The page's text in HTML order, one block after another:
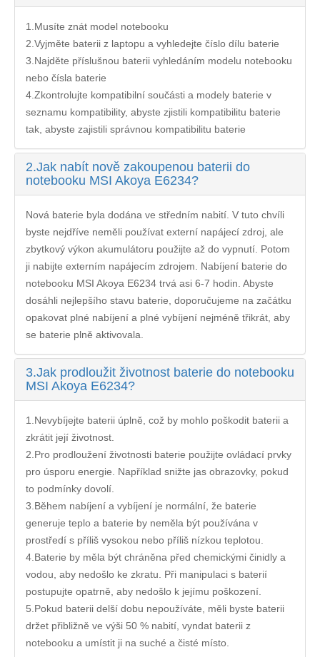
1.Musíte znát model notebooku
2.Vyjměte baterii z laptopu a vyhledejte číslo dílu baterie
3.Najděte příslušnou baterii vyhledáním modelu notebooku
nebo čísla baterie
4.Zkontrolujte kompatibilní součásti a modely baterie v
seznamu kompatibility, abyste zjistili kompatibilitu baterie
tak, abyste zajistili správnou kompatibilitu baterie
2.Jak nabít nově zakoupenou baterii do
notebooku MSI Akoya E6234?
Nová baterie byla dodána ve středním nabití. V tuto chvíli
byste nejdříve neměli používat externí napájecí zdroj, ale
zbytkový výkon akumulátoru použijte až do vypnutí. Potom
ji nabijte externím napájecím zdrojem. Nabíjení baterie do
notebooku MSI Akoya E6234 trvá asi 6-7 hodin. Abyste
dosáhli nejlepšího stavu baterie, doporučujeme na začátku
opakovat plné nabíjení a plné vybíjení nejméně třikrát, aby
se baterie plně aktivovala.
3.Jak prodloužit životnost baterie do notebooku
MSI Akoya E6234?
1.Nevybíjejte baterii úplně, což by mohlo poškodit baterii a
zkrátit její životnost.
2.Pro prodloužení životnosti baterie použijte ovládací prvky
pro úsporu energie. Například snižte jas obrazovky, pokud
to podmínky dovolí.
3.Během nabíjení a vybíjení je normální, že baterie
generuje teplo a baterie by neměla být používána v
prostředí s příliš vysokou nebo příliš nízkou teplotou.
4.Baterie by měla být chráněna před chemickými činidly a
vodou, aby nedošlo ke zkratu. Při manipulaci s baterií
postupujte opatrně, aby nedošlo k jejímu poškození.
5.Pokud baterii delší dobu nepoužíváte, měli byste baterii
držet přibližně ve výši 50 % nabití, vyndat baterii z
notebooku a umístit ji na suché a čisté místo.